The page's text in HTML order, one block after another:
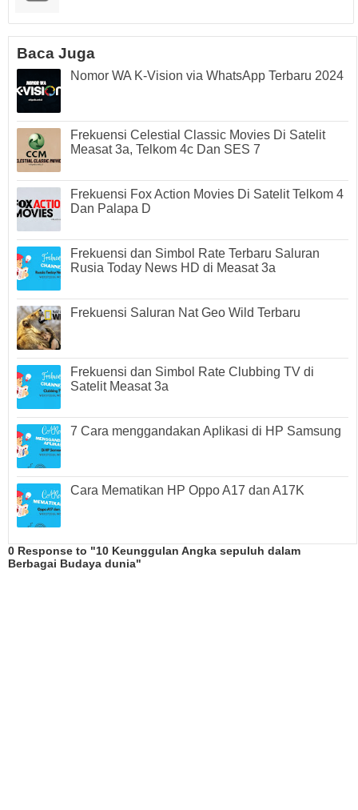
Baca Juga
Nomor WA K-Vision via WhatsApp Terbaru 2024
Frekuensi Celestial Classic Movies Di Satelit
Measat 3a, Telkom 4c Dan SES 7
Frekuensi Fox Action Movies Di Satelit Telkom 4
Dan Palapa D
Frekuensi dan Simbol Rate Terbaru Saluran
Rusia Today News HD di Measat 3a
Frekuensi Saluran Nat Geo Wild Terbaru
Frekuensi dan Simbol Rate Clubbing TV di
Satelit Measat 3a
7 Cara menggandakan Aplikasi di HP Samsung
Cara Mematikan HP Oppo A17 dan A17K
0 Response to "10 Keunggulan Angka sepuluh dalam
Berbagai Budaya dunia"